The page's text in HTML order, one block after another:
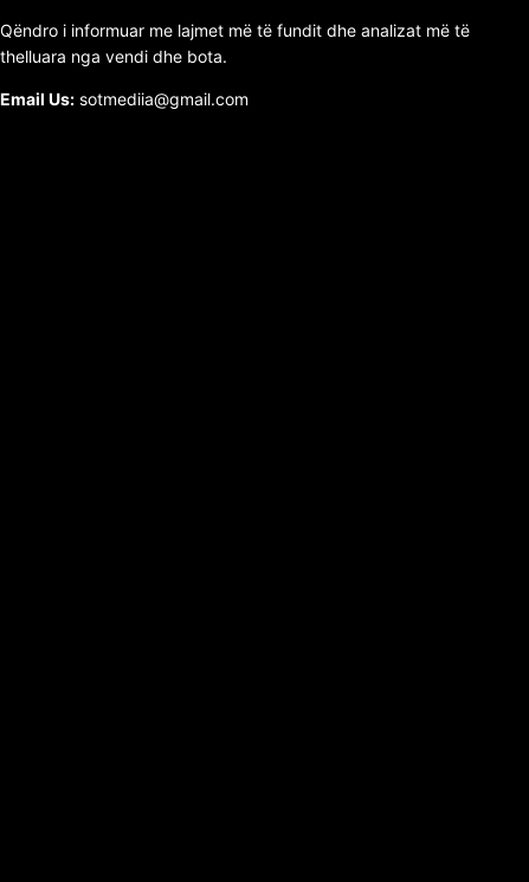
Qëndro i informuar me lajmet më të fundit dhe analizat më të
thelluara nga vendi dhe bota.
Email Us: sotmediia@gmail.com